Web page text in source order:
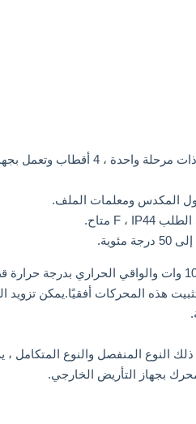
هذه المحركات أفقيًا.يمكن
النوع المنفصل والنوع المتكامل ،
بجهاز التأريض الخارجي.